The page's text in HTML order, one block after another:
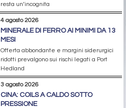
resta un’incognita
4 agosto 2026
MINERALE DI FERRO AI MINIMI DA 13
MESI
Offerta abbondante e margini siderurgici
ridotti prevalgono sui rischi legati a Port
Hedland
3 agosto 2026
CINA: COILS A CALDO SOTTO
PRESSIONE